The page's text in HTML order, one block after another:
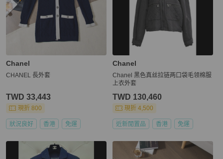
Chanel
CHANEL 長外套
TWD 33,443
現折 800
狀況良好 香港 免運
Chanel
Chanel 黑色真丝拉链两口袋毛领棉服
上衣外套
TWD 130,460
現折 4,500
近新閒置品 香港 免運